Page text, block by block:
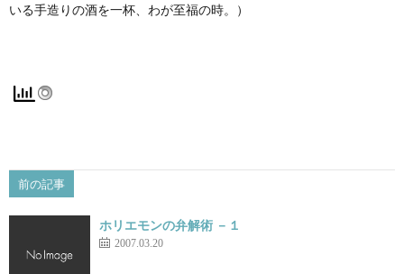
いる手造りの酒を一杯、わが至福の時。）
前の記事
ホリエモンの弁解術 －１
2007.03.20